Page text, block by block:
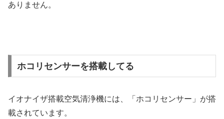
ありません。
ホコリセンサーを搭載してる
イオナイザ搭載空気清浄機には、「ホコリセンサー」が搭
載されています。